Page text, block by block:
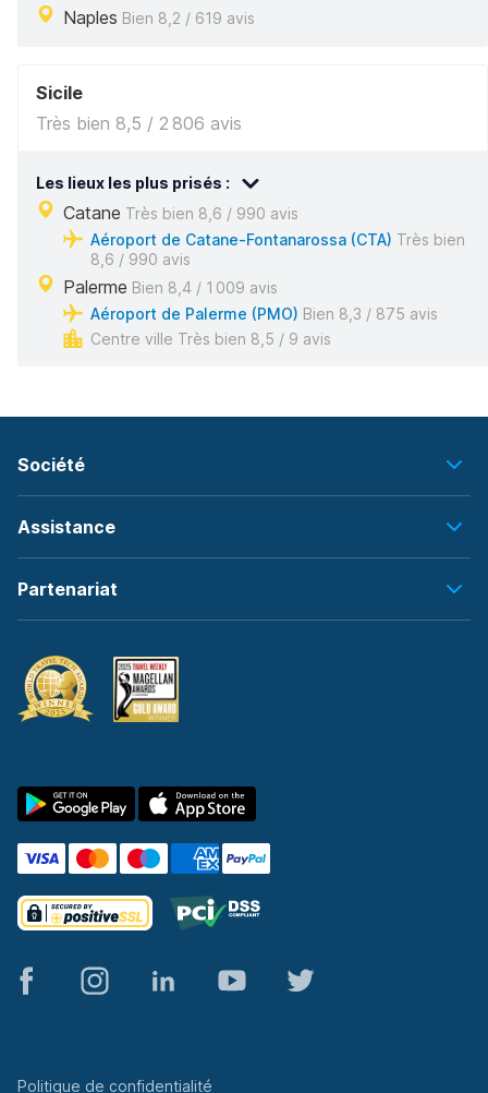
Naples Bien 8,2 / 619 avis
Sicile
Très bien 8,5 / 2 806 avis
Les lieux les plus prisés :
Catane Très bien 8,6 / 990 avis
Aéroport de Catane-Fontanarossa (CTA) Très bien
8,6 / 990 avis
Palerme Bien 8,4 / 1 009 avis
Aéroport de Palerme (PMO) Bien 8,3 / 875 avis
Centre ville Très bien 8,5 / 9 avis
Société
Assistance
Partenariat